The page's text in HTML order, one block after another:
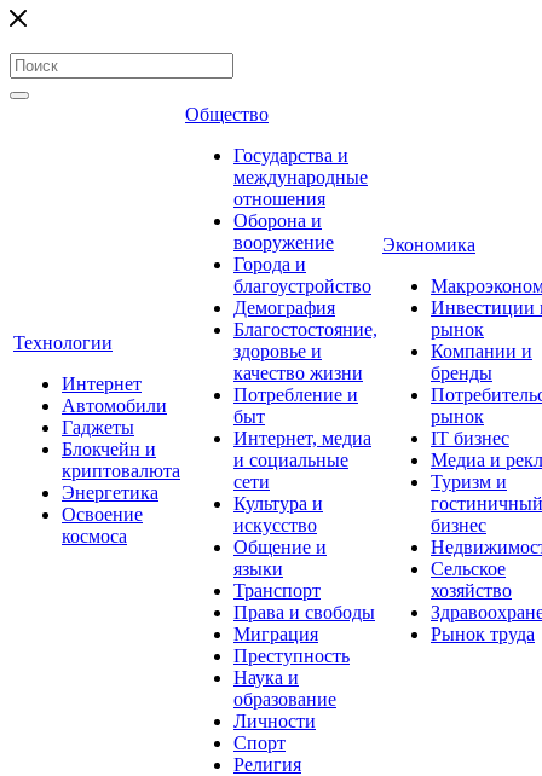
Технологии
Интернет
Автомобили
Гаджеты
Блокчейн и
криптовалюта
Энергетика
Освоение
космоса
Общество
Государства и
международные
отношения
Оборона и
вооружение
Города и
благоустройство
Демография
Благостостояние,
здоровье и
качество жизни
Потребление и
быт
Интернет, медиа
и социальные
сети
Культура и
искусство
Общение и
языки
Транспорт
Права и свободы
Миграция
Преступность
Наука и
образование
Личности
Спорт
Религия
Экономика
Инвестиции
рынок
Компании и
бренды
рынок
IT бизнес
Медиа и
Туризм и
гостиничный
бизнес
Сельское
хозяйство
Рынок труда